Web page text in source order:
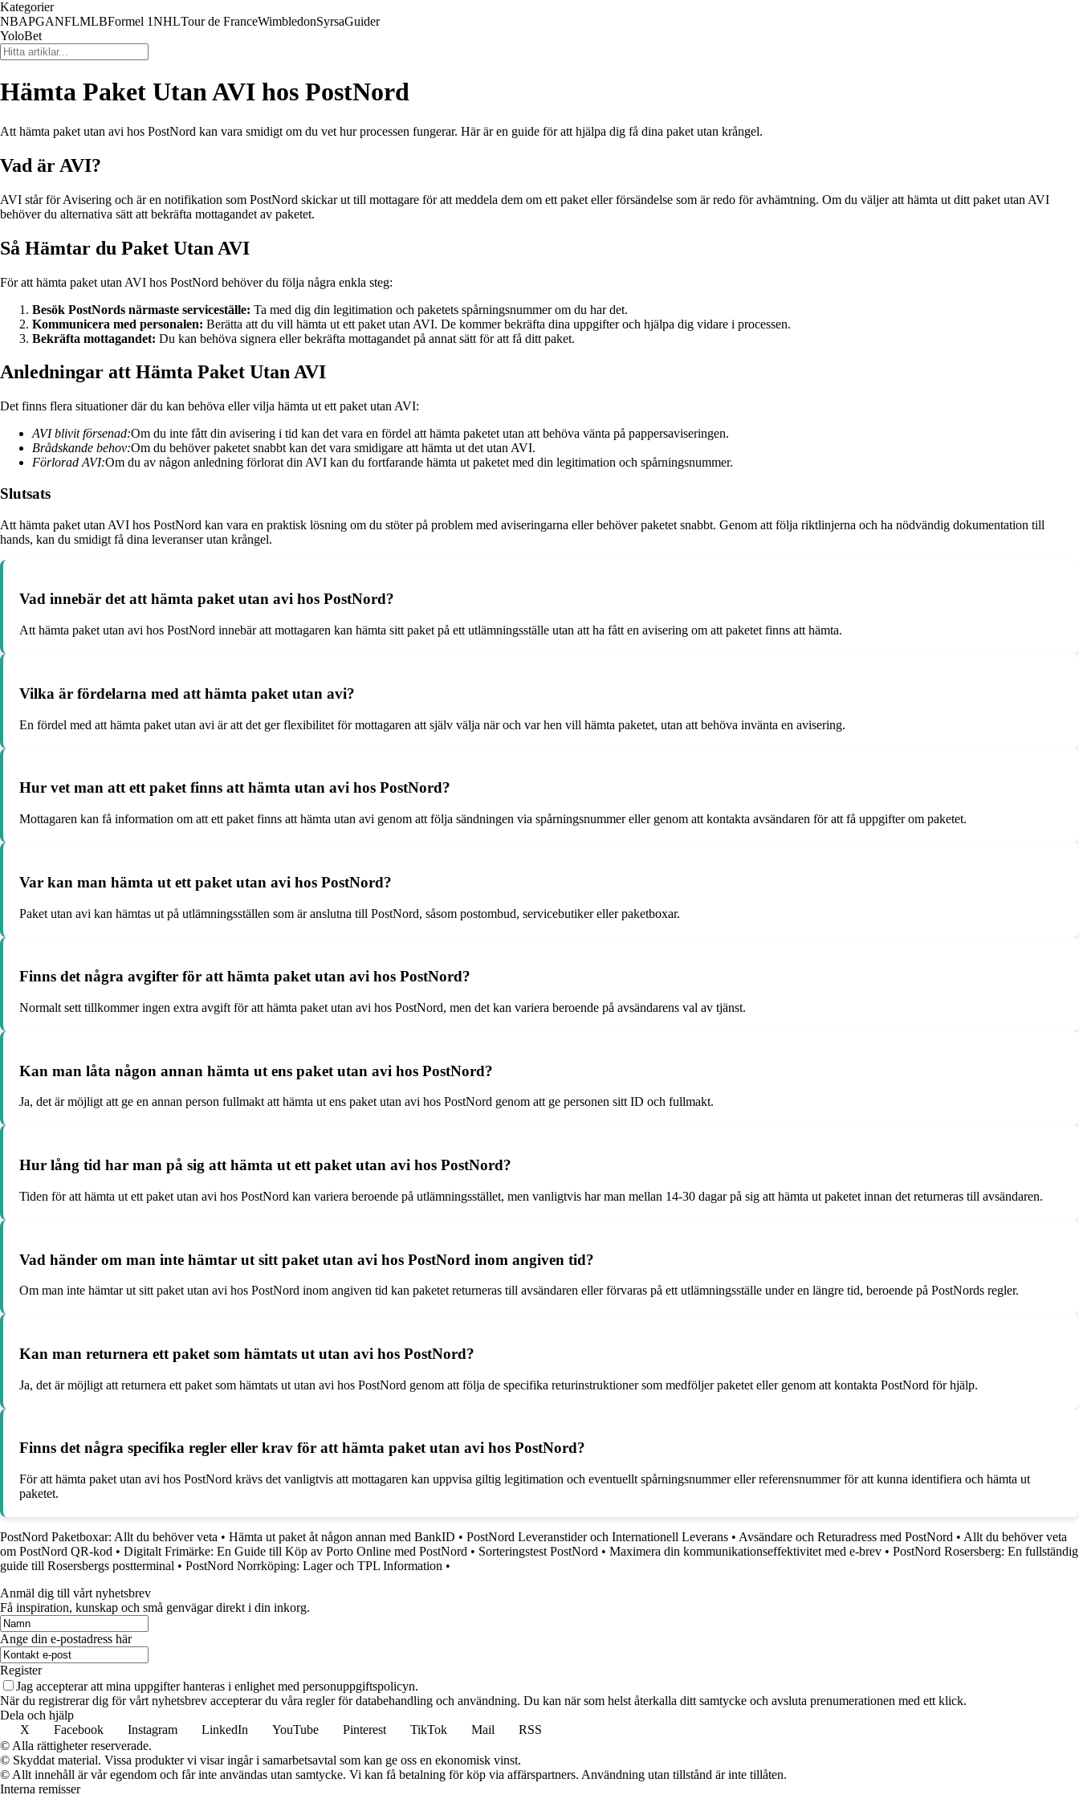
Kategorier
NBAPGANFLMLBFormel 1NHLTour de FranceWimbledonSyrsaGuider
YoloBet
Hämta Paket Utan AVI hos PostNord
Att hämta paket utan avi hos PostNord kan vara smidigt om du vet hur processen fungerar. Här är en guide för att hjälpa dig få dina paket utan krångel.
Vad är AVI?
AVI står för Avisering och är en notifikation som PostNord skickar ut till mottagare för att meddela dem om ett paket eller försändelse som är redo för avhämtning. Om du väljer att hämta ut ditt paket utan AVI
behöver du alternativa sätt att bekräfta mottagandet av paketet.
Så Hämtar du Paket Utan AVI
För att hämta paket utan AVI hos PostNord behöver du följa några enkla steg:
Besök PostNords närmaste serviceställe: Ta med dig din legitimation och paketets spårningsnummer om du har det.
Kommunicera med personalen: Berätta att du vill hämta ut ett paket utan AVI. De kommer bekräfta dina uppgifter och hjälpa dig vidare i processen.
Bekräfta mottagandet: Du kan behöva signera eller bekräfta mottagandet på annat sätt för att få ditt paket.
Anledningar att Hämta Paket Utan AVI
Det finns flera situationer där du kan behöva eller vilja hämta ut ett paket utan AVI:
AVI blivit försenad:Om du inte fått din avisering i tid kan det vara en fördel att hämta paketet utan att behöva vänta på pappersaviseringen.
Brådskande behov:Om du behöver paketet snabbt kan det vara smidigare att hämta ut det utan AVI.
Förlorad AVI:Om du av någon anledning förlorat din AVI kan du fortfarande hämta ut paketet med din legitimation och spårningsnummer.
Slutsats
Att hämta paket utan AVI hos PostNord kan vara en praktisk lösning om du stöter på problem med aviseringarna eller behöver paketet snabbt. Genom att följa riktlinjerna och ha nödvändig dokumentation till
hands, kan du smidigt få dina leveranser utan krångel.
Vad innebär det att hämta paket utan avi hos PostNord?
Att hämta paket utan avi hos PostNord innebär att mottagaren kan hämta sitt paket på ett utlämningsställe utan att ha fått en avisering om att paketet finns att hämta.
Vilka är fördelarna med att hämta paket utan avi?
En fördel med att hämta paket utan avi är att det ger flexibilitet för mottagaren att själv välja när och var hen vill hämta paketet, utan att behöva invänta en avisering.
Hur vet man att ett paket finns att hämta utan avi hos PostNord?
Mottagaren kan få information om att ett paket finns att hämta utan avi genom att följa sändningen via spårningsnummer eller genom att kontakta avsändaren för att få uppgifter om paketet.
Var kan man hämta ut ett paket utan avi hos PostNord?
Paket utan avi kan hämtas ut på utlämningsställen som är anslutna till PostNord, såsom postombud, servicebutiker eller paketboxar.
Finns det några avgifter för att hämta paket utan avi hos PostNord?
Normalt sett tillkommer ingen extra avgift för att hämta paket utan avi hos PostNord, men det kan variera beroende på avsändarens val av tjänst.
Kan man låta någon annan hämta ut ens paket utan avi hos PostNord?
Ja, det är möjligt att ge en annan person fullmakt att hämta ut ens paket utan avi hos PostNord genom att ge personen sitt ID och fullmakt.
Hur lång tid har man på sig att hämta ut ett paket utan avi hos PostNord?
Tiden för att hämta ut ett paket utan avi hos PostNord kan variera beroende på utlämningsstället, men vanligtvis har man mellan 14-30 dagar på sig att hämta ut paketet innan det returneras till avsändaren.
Vad händer om man inte hämtar ut sitt paket utan avi hos PostNord inom angiven tid?
Om man inte hämtar ut sitt paket utan avi hos PostNord inom angiven tid kan paketet returneras till avsändaren eller förvaras på ett utlämningsställe under en längre tid, beroende på PostNords regler.
Kan man returnera ett paket som hämtats ut utan avi hos PostNord?
Ja, det är möjligt att returnera ett paket som hämtats ut utan avi hos PostNord genom att följa de specifika returinstruktioner som medföljer paketet eller genom att kontakta PostNord för hjälp.
Finns det några specifika regler eller krav för att hämta paket utan avi hos PostNord?
För att hämta paket utan avi hos PostNord krävs det vanligtvis att mottagaren kan uppvisa giltig legitimation och eventuellt spårningsnummer eller referensnummer för att kunna identifiera och hämta ut
paketet.
PostNord Paketboxar: Allt du behöver veta • Hämta ut paket åt någon annan med BankID • PostNord Leveranstider och Internationell Leverans • Avsändare och Returadress med PostNord • Allt du behöver veta
om PostNord QR-kod • Digitalt Frimärke: En Guide till Köp av Porto Online med PostNord • Sorteringstest PostNord • Maximera din kommunikationseffektivitet med e-brev • PostNord Rosersberg: En fullständig
guide till Rosersbergs postterminal • PostNord Norrköping: Lager och TPL Information •
Anmäl dig till vårt nyhetsbrev
Få inspiration, kunskap och små genvägar direkt i din inkorg.
Ange din e-postadress här
Register
Jag accepterar att mina uppgifter hanteras i enlighet med personuppgiftspolicyn.
När du registrerar dig för vårt nyhetsbrev accepterar du våra regler för databehandling och användning. Du kan när som helst återkalla ditt samtycke och avsluta prenumerationen med ett klick.
Dela och hjälp
X
Facebook Instagram LinkedIn YouTube Pinterest TikTok Mail
RSS
© Alla rättigheter reserverade.
© Skyddat material. Vissa produkter vi visar ingår i samarbetsavtal som kan ge oss en ekonomisk vinst.
© Allt innehåll är vår egendom och får inte användas utan samtycke. Vi kan få betalning för köp via affärspartners. Användning utan tillstånd är inte tillåten.
Interna remisser